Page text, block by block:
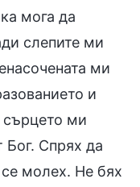
мога да
слепите ми
ми
и
сърцето ми
Бог. Спрях да
молех. Не бях